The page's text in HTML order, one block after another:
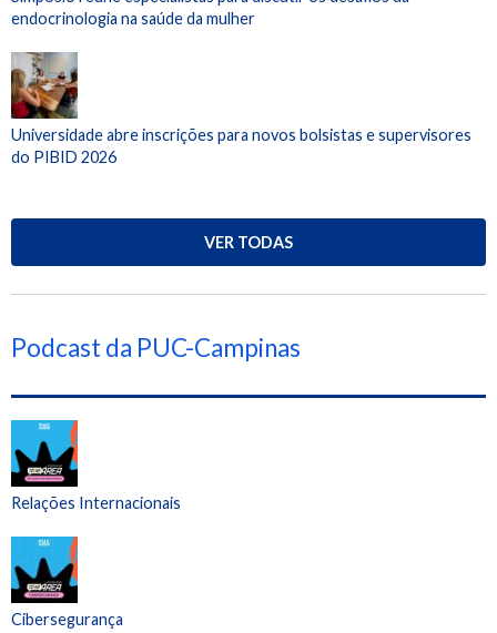
endocrinologia na saúde da mulher
Universidade abre inscrições para novos bolsistas e supervisores
do PIBID 2026
VER TODAS
Podcast da PUC-Campinas
Relações Internacionais
Cibersegurança